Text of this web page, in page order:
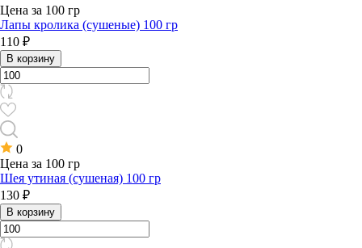
Цена за 100 гр
Лапы кролика (сушеные) 100 гр
110 ₽
В корзину
0
Цена за 100 гр
Шея утиная (сушеная) 100 гр
130 ₽
В корзину